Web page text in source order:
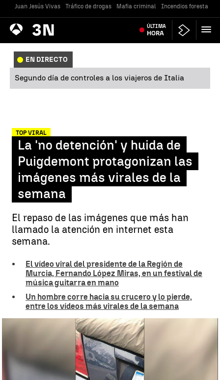
Juan Jesús Vivas Tráfico de drogas Mafia criminal Incendios forestales
Antena
3 Noticias ÚLTIMA
HORA
EN DIRECTO
Segundo día de controles a los viajeros de Italia
TOP VIRAL
La 'no detención' y huida de
Puigdemont protagonizan las
imágenes más virales de la
semana
El repaso de las imágenes que más han
llamado la atención en internet esta
semana.
El vídeo viral del presidente de la Región de
Murcia, Fernando López Miras, en un festival de
música guitarra en mano
Un hombre corre hacia su crucero y lo pierde,
entre los vídeos más virales de la semana
Las imágenes más virales de los Juegos Olímpicos de París 2024 |
Las imágenes más virales de los Juegos Olímpicos de París 2024